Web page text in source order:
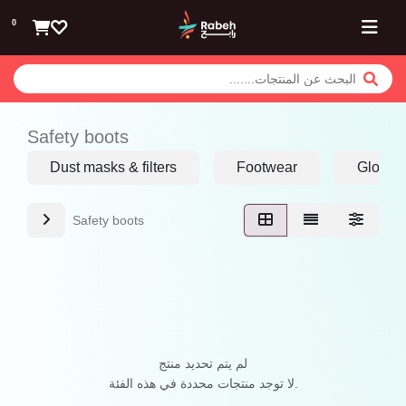
0
Safety boots
Dust masks & filters Footwear Gloves
Safety boots
لم يتم تحديد منتج